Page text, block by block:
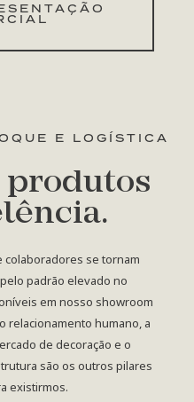
E LOGÍSTICA
produtos
colaboradores se tornam
padrão elevado no
em nosso showroom
relacionamento humano, a
de decoração e o
são os outros pilares
existirmos.